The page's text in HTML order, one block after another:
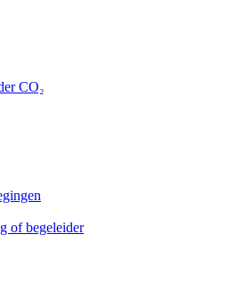
CO₂
of begeleider